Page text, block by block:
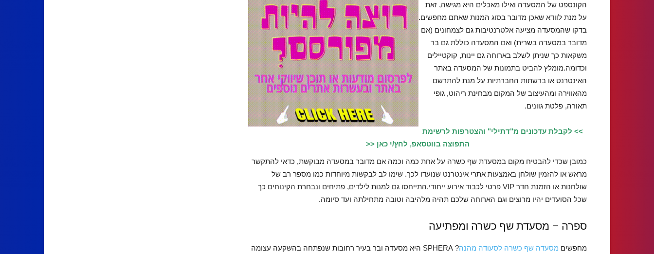
הקונספט של המסעדה ואילו מאכלים היא מגישה, זאת
על מנת לוודא שאכן מדובר בסוג המנות שאתם מחפשים.
בדקו שהמסעדה מציעה אלטרנטיבות גם לצמחונים (אם
מדובר במסעדה בשרית) ואם המסעדה כוללת גם בר
משקאות כך שניתן לשלב בארוחה גם יינות, קוקטיילים
וכדומה.מומלץ להביט בתמונות של המסעדה באתר
האינטרנט או ברשתות החברתיות על מנת להתרשם
מהאווירה ומהעיצוב של המקום מבחינת ריהוט, גופי
תאורה, פלטת גוונים.
>> לקבלת עדכונים מ"דתילי" והצטרפות לרשימת
התפוצה בווטסאפ, לחץ/י כאן <<
כמובן שכדי להבטיח מקום במסעדת שף כשרה על אחת כמה וכמה אם מדובר במסעדה מבוקשת, כדאי להתקשר
מראש או להזמין שולחן באמצעות אתרי אינטרנט שנועדו לכך. שימו לב לבקשות מיוחדות כמו מספר רב של
שולחנות או הזמנת חדר VIP פרטי לכבוד אירוע ייחודי.התייחסו גם למנות לילדים, פתיחים ונבחרת הקינוחים כך
שכל הסועדים יהיו מרוצים וגם הארוחה שלכם תהיה מלהיבה וטובה מתחילתה ועד סיומה.
ספרה – מסעדת שף כשרה ומפתיעה
מחפשים מסעדה שף כשרה לסעודה מהנה
? SPHERA היא מסעדה ובר בעיר רחובות שנפתחה בהשקעה עצומה